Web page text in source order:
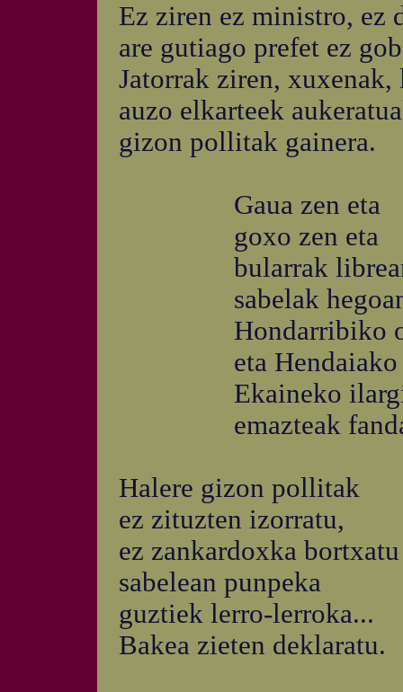
Ez ziren ez ministro, ez
are gutiago prefet ez
Jatorrak ziren, xuxenak,
auzo elkarteek
gizon pollitak gainera.
Gaua zen eta
goxo zen eta
bularrak librean
sabelak hegoan
Hondarribiko
eta Hendaiako
Ekaineko
emazteak
Halere gizon pollitak
ez zituzten izorratu,
ez zankardoxka bortxatu
sabelean punpeka
guztiek lerro-lerroka...
Bakea zieten deklaratu.